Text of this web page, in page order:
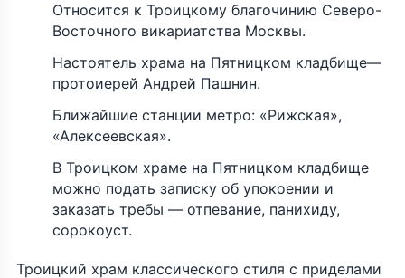
Относится к Троицкому благочинию Северо-
Восточного викариатства Москвы.
Настоятель храма на Пятницком кладбище—
протоиерей Андрей Пашнин.
Ближайшие станции метро: «Рижская»,
«Алексеевская».
В Троицком храме на Пятницком кладбище
можно подать записку об упокоении и
заказать требы — отпевание, панихиду,
сорокоуст.
Троицкий храм классического стиля с приделами